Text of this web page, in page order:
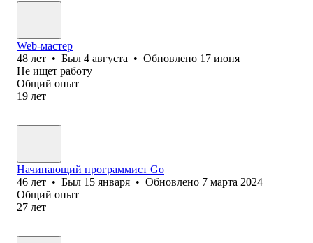
Web-мастер
48 лет • Был 4 августа • Обновлено 17 июня
Не ищет работу
Общий опыт
19 лет
Начинающий программист Go
46 лет • Был 15 января • Обновлено 7 марта 2024
Общий опыт
27 лет